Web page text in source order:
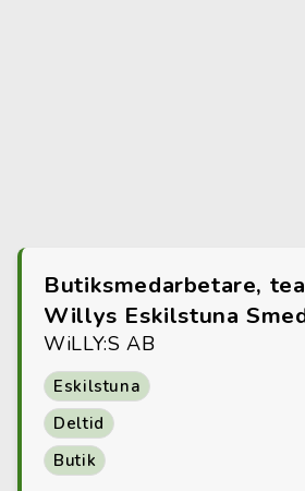
Butiksmedarbetare,
Willys Eskilstuna
WiLLY:S AB
Eskilstuna
Deltid
Butik